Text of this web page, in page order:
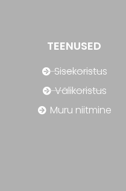
TEENUSED
Sisekoristus
Välikoristus
Muru niitmine